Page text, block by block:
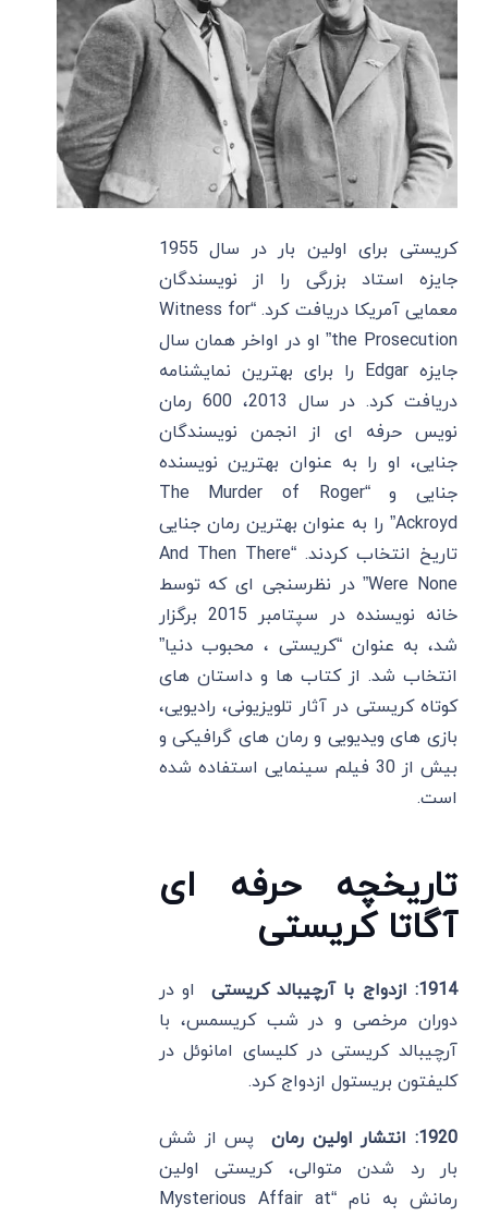
کریستی برای اولین بار در سال 1955
جایزه استاد بزرگی را از نویسندگان
معمایی آمریکا دریافت کرد. “Witness for
the Prosecution” او در اواخر همان سال
جایزه Edgar را برای بهترین نمایشنامه
دریافت کرد. در سال 2013، 600 رمان
‌نویس حرفه ‌ای از انجمن نویسندگان
جنایی، او را به عنوان بهترین نویسنده
جنایی و “The Murder of Roger
Ackroyd” را به عنوان بهترین رمان جنایی
تاریخ انتخاب کردند. “And Then There
Were None” در نظرسنجی ‌ای که توسط
خانه نویسنده در سپتامبر 2015 برگزار
شد، به عنوان “کریستی ، محبوب دنیا”
انتخاب شد. از کتاب ‌ها و داستان‌ های
کوتاه کریستی در آثار تلویزیونی، رادیویی،
بازی‌ های ویدیویی و رمان ‌های گرافیکی و
بیش از 30 فیلم سینمایی استفاده شده
است.
تاریخچه حرفه‌ ای
آگاتا کریستی
1914: ازدواج با آرچیبالد کریستی
او در
دوران مرخصی و در شب کریسمس، با
آرچیبالد کریستی در کلیسای امانوئل در
کلیفتون بریستول ازدواج کرد.
1920: انتشار اولین رمان
پس از شش
بار رد شدن متوالی، کریستی اولین
رمانش به نام “Mysterious Affair at